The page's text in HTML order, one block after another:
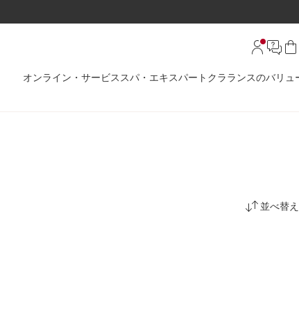
オンライン・サービス スパ・エキスパート クラランスのバリュ
並べ替え